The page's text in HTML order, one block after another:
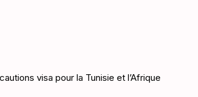
visa pour la Tunisie et l’Afrique